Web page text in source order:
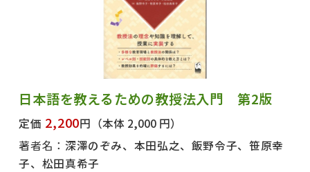
日本語を教えるための教授法入門 第2版
定価 2,200円 （本体 2,000 円）
著者名： 深澤のぞみ、本田弘之、飯野令子、笹原幸
子、松田真希子